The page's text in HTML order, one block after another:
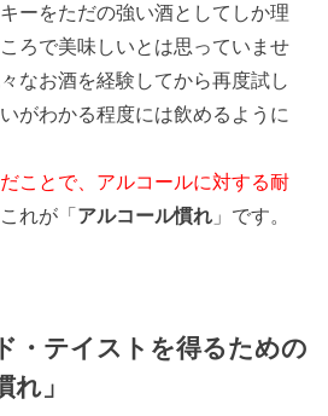
ーをただの強い酒としてしか理
ろで美味しいとは思っていませ
なお酒を経験してから再度試し
がわかる程度には飲めるように
ことで、アルコールに対する耐
れが「 アルコール慣れ 」です。
・テイストを得るための
れ」